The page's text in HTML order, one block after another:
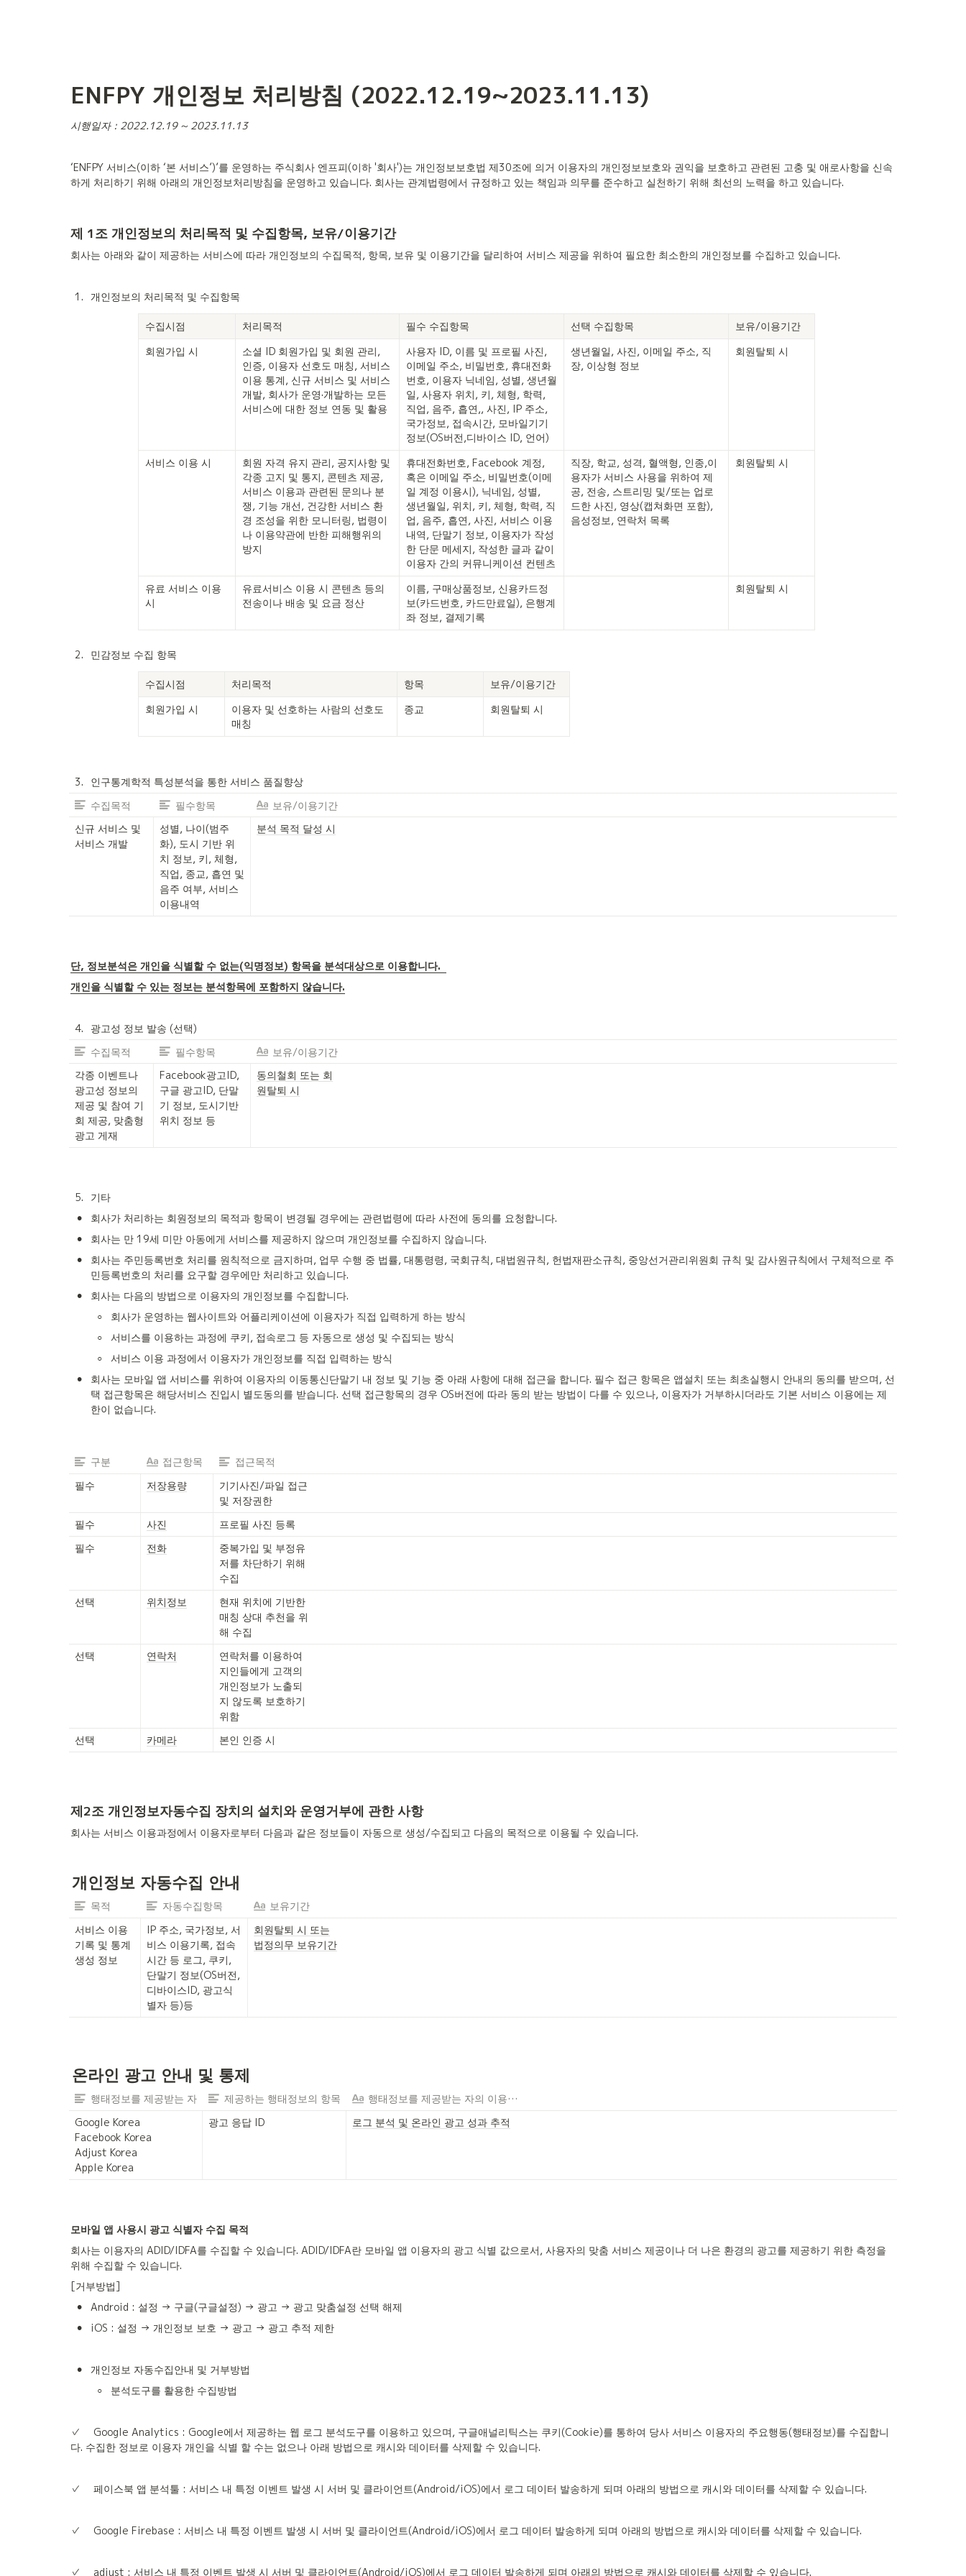
ENFPY 개인정보 처리방침 (2022.12.19~2023.11.13)
시행일자 : 2022.12.19 ~ 2023.11.13
‘ENFPY 서비스(이하 ‘본 서비스’)’를 운영하는 주식회사 엔프피(이하 '회사')는 개인정보보호법 제30조에 의거 이용자의 개인정보보호와 권익을 보호하고 관련된 고충 및 애로사항을 신속
하게 처리하기 위해 아래의 개인정보처리방침을 운영하고 있습니다. 회사는 관계법령에서 규정하고 있는 책임과 의무를 준수하고 실천하기 위해 최선의 노력을 하고 있습니다.
제 1조 개인정보의 처리목적 및 수집항목, 보유/이용기간
회사는 아래와 같이 제공하는 서비스에 따라 개인정보의 수집목적, 항목, 보유 및 이용기간을 달리하여 서비스 제공을 위하여 필요한 최소한의 개인정보를 수집하고 있습니다.
1 . 개인정보의 처리목적 및 수집항목
수집시점 처리목적 필수 수집항목 선택 수집항목
보유/이용기간
회원가입 시
소셜 ID 회원가입 및 회원 관리,
인증, 이용자 선호도 매칭, 서비스
이용 통계, 신규 서비스 및 서비스
개발, 회사가 운영·개발하는 모든
서비스에 대한 정보 연동 및 활용
사용자 ID, 이름 및 프로필 사진,
이메일 주소, 비밀번호, 휴대전화
번호, 이용자 닉네임, 성별, 생년월
일, 사용자 위치, 키, 체형, 학력,
직업, 음주, 흡연,, 사진, IP 주소,
국가정보, 접속시간, 모바일기기
정보(OS버전,디바이스 ID, 언어)
생년월일, 사진, 이메일 주소, 직
장, 이상형 정보
회원탈퇴 시
서비스 이용 시
회원 자격 유지 관리, 공지사항 및
각종 고지 및 통지, 콘텐츠 제공,
서비스 이용과 관련된 문의나 분
쟁, 기능 개선, 건강한 서비스 환
경 조성을 위한 모니터링, 법령이
나 이용약관에 반한 피해행위의
방지
휴대전화번호, Facebook 계정,
혹은 이메일 주소, 비밀번호(이메
일 계정 이용시), 닉네임, 성별,
생년월일, 위치, 키, 체형, 학력, 직
업, 음주, 흡연, 사진, 서비스 이용
내역, 단말기 정보, 이용자가 작성
한 단문 메세지, 작성한 글과 같이
이용자 간의 커뮤니케이션 컨텐츠
직장, 학교, 성격, 혈액형, 인종,이
용자가 서비스 사용을 위하여 제
공, 전송, 스트리밍 및/또는 업로
드한 사진, 영상(캡쳐화면 포함),
음성정보, 연락처 목록
회원탈퇴 시
유료 서비스 이용
시
유료서비스 이용 시 콘텐츠 등의
전송이나 배송 및 요금 정산
이름, 구매상품정보, 신용카드정
보(카드번호, 카드만료일), 은행계
좌 정보, 결제기록
회원탈퇴 시
2. 민감정보 수집 항목
수집시점 처리목적 항목
보유/이용기간
회원가입 시
이용자 및 선호하는 사람의 선호도
매칭
종교 회원탈퇴 시
3.
인구통계학적 특성분석을 통한 서비스 품질향상
수집목적
필수항목
보유/이용기간
신규 서비스 및
서비스 개발
성별, 나이(범주
화), 도시 기반 위
치 정보, 키, 체형,
직업, 종교, 흡연 및
음주 여부, 서비스
이용내역
분석 목적 달성 시
단, 정보분석은 개인을 식별할 수 없는(익명정보) 항목을 분석대상으로 이용합니다.
개인을 식별할 수 있는 정보는 분석항목에 포함하지 않습니다.
4.
광고성 정보 발송 (선택)
수집목적
필수항목
보유/이용기간
각종 이벤트나
광고성 정보의
제공 및 참여 기
회 제공, 맞춤형
광고 게재
Facebook광고ID,
구글 광고ID, 단말
기 정보, 도시기반
위치 정보 등
동의철회 또는 회
원탈퇴 시
5. 기타
• 회사가 처리하는 회원정보의 목적과 항목이 변경될 경우에는 관련법령에 따라 사전에 동의를 요청합니다.
• 회사는 만 19세 미만 아동에게 서비스를 제공하지 않으며 개인정보를 수집하지 않습니다.
•
회사는 주민등록번호 처리를 원칙적으로 금지하며, 업무 수행 중 법률, 대통령령, 국회규칙, 대법원규칙, 헌법재판소규칙, 중앙선거관리위원회 규칙 및 감사원규칙에서 구체적으로 주
민등록번호의 처리를 요구할 경우에만 처리하고 있습니다.
• 회사는 다음의 방법으로 이용자의 개인정보를 수집합니다.
◦ 회사가 운영하는 웹사이트와 어플리케이션에 이용자가 직접 입력하게 하는 방식
◦ 서비스를 이용하는 과정에 쿠키, 접속로그 등 자동으로 생성 및 수집되는 방식
◦ 서비스 이용 과정에서 이용자가 개인정보를 직접 입력하는 방식
•
회사는 모바일 앱 서비스를 위하여 이용자의 이동통신단말기 내 정보 및 기능 중 아래 사항에 대해 접근을 합니다. 필수 접근 항목은 앱설치 또는 최초실행시 안내의 동의를 받으며, 선
택 접근항목은 해당서비스 진입시 별도동의를 받습니다. 선택 접근항목의 경우 OS버전에 따라 동의 받는 방법이 다를 수 있으나, 이용자가 거부하시더라도 기본 서비스 이용에는 제
한이 없습니다.
구분 접근항목
접근목적
필수
저장용량
기기사진/파일 접근
및 저장권한
필수
사진
프로필 사진 등록
필수
전화
중복가입 및 부정유
저를 차단하기 위해
수집
선택
위치정보
현재 위치에 기반한
매칭 상대 추천을 위
해 수집
선택
연락처
연락처를 이용하여
지인들에게 고객의
개인정보가 노출되
지 않도록 보호하기
위함
선택
카메라 본인 인증 시
제2조 개인정보자동수집 장치의 설치와 운영거부에 관한 사항
회사는 서비스 이용과정에서 이용자로부터 다음과 같은 정보들이 자동으로 생성/수집되고 다음의 목적으로 이용될 수 있습니다.
개인정보 자동수집 안내
목적 자동수집항목
보유기간
서비스 이용
기록 및 통계
생성 정보
IP 주소, 국가정보, 서
비스 이용기록, 접속
시간 등 로그, 쿠키,
단말기 정보(OS버전,
디바이스ID, 광고식
별자 등)등
회원탈퇴 시 또는
법정의무 보유기간
온라인 광고 안내 및 통제
행태정보를 제공받는 자 제공하는 행태정보의 항목
행태정보를 제공받는 자의 이용목적
Google Korea
Facebook Korea
Adjust Korea
Apple Korea
광고 응답 ID 로그 분석 및 온라인 광고 성과 추적
모바일 앱 사용시 광고 식별자 수집 목적
회사는 이용자의 ADID/IDFA를 수집할 수 있습니다. ADID/IDFA란 모바일 앱 이용자의 광고 식별 값으로서, 사용자의 맞춤 서비스 제공이나 더 나은 환경의 광고를 제공하기 위한 측정을
위해 수집할 수 있습니다.
[거부방법]
• Android : 설정 → 구글(구글설정) → 광고 → 광고 맞춤설정 선택 해제
• iOS : 설정 → 개인정보 보호 → 광고 → 광고 추적 제한
• 개인정보 자동수집안내 및 거부방법
◦ 분석도구를 활용한 수집방법
✓	Google Analytics : Google에서 제공하는 웹 로그 분석도구를 이용하고 있으며, 구글애널리틱스는 쿠키(Cookie)를 통하여 당사 서비스 이용자의 주요행동(행태정보)를 수집합니
다. 수집한 정보로 이용자 개인을 식별 할 수는 없으나 아래 방법으로 캐시와 데이터를 삭제할 수 있습니다.
✓	페이스북 앱 분석툴 : 서비스 내 특정 이벤트 발생 시 서버 및 클라이언트(Android/iOS)에서 로그 데이터 발송하게 되며 아래의 방법으로 캐시와 데이터를 삭제할 수 있습니다.
✓	Google Firebase : 서비스 내 특정 이벤트 발생 시 서버 및 클라이언트(Android/iOS)에서 로그 데이터 발송하게 되며 아래의 방법으로 캐시와 데이터를 삭제할 수 있습니다.
✓	adjust : 서비스 내 특정 이벤트 발생 시 서버 및 클라이언트(Android/iOS)에서 로그 데이터 발송하게 되며 아래의 방법으로 캐시와 데이터를 삭제할 수 있습니다.